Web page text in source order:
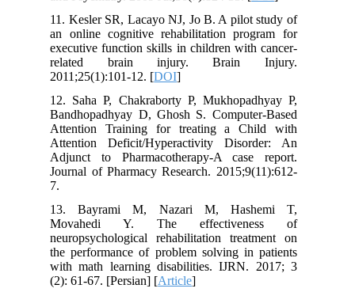
11. Kesler SR, Lacayo NJ, Jo B. A pilot study of
an online cognitive rehabilitation program for
executive function skills in children with cancer-
related brain injury. Brain Injury.
2011;25(1):101-12. [DOI
12. Saha P, Chakraborty P, Mukhopadhyay P,
Bandhopadhyay D, Ghosh S. Computer-Based
Attention Training for treating a Child with
Attention Deficit/Hyperactivity Disorder: An
Adjunct to Pharmacotherapy-A case report.
Journal of Pharmacy Research. 2015;9(11):612-
7.
13. Bayrami M, Nazari M, Hashemi T,
Movahedi Y. The effectiveness of
neuropsychological rehabilitation treatment on
the performance of problem solving in patients
with math learning disabilities. IJRN. 2017; 3
(2): 61-67. [Persian] [Article